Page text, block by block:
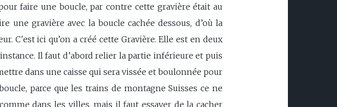
faire une boucle, par contre cette gravière était au
gravière avec la boucle cachée dessous, d’où la
C'est ici qu’on a créé cette Gravière. Elle est en deux
Il faut d’abord relier la partie inférieure et puis
dans une caisse qui sera vissée et boulonnée pour
parce que les trains de montagne Suisses ce ne
dans les villes, mais il faut essayer de la cacher